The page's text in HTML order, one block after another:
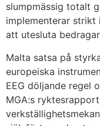
slumpmässig totalt
implementerar
att utesluta
Malta satsa på
europeiska
EEG döljande regel
MGA:s